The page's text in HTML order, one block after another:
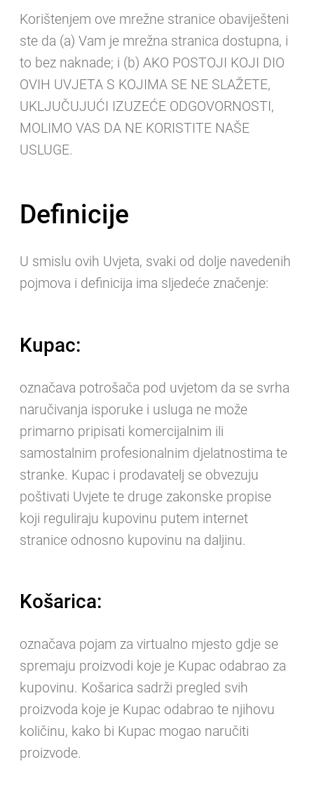
Korištenjem ove mrežne stranice obaviješteni
ste da (a) Vam je mrežna stranica dostupna, i
to bez naknade; i (b) AKO POSTOJI KOJI DIO
OVIH UVJETA S KOJIMA SE NE SLAŽETE,
UKLJUČUJUĆI IZUZEĆE ODGOVORNOSTI,
MOLIMO VAS DA NE KORISTITE NAŠE
USLUGE.
Definicije
U smislu ovih Uvjeta, svaki od dolje navedenih
pojmova i definicija ima sljedeće značenje:
Kupac:
označava potrošača pod uvjetom da se svrha
naručivanja isporuke i usluga ne može
primarno pripisati komercijalnim ili
samostalnim profesionalnim djelatnostima te
stranke. Kupac i prodavatelj se obvezuju
poštivati Uvjete te druge zakonske propise
koji reguliraju kupovinu putem internet
stranice odnosno kupovinu na daljinu.
Košarica:
označava pojam za virtualno mjesto gdje se
spremaju proizvodi koje je Kupac odabrao za
kupovinu. Košarica sadrži pregled svih
proizvoda koje je Kupac odabrao te njihovu
količinu, kako bi Kupac mogao naručiti
proizvode.